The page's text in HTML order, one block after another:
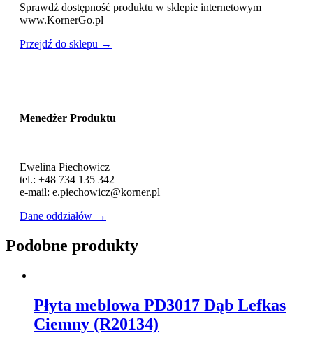
Sprawdź dostępność produktu w sklepie internetowym
www.KornerGo.pl
Przejdź do sklepu →
Menedżer Produktu
Ewelina Piechowicz
tel.: +48 734 135 342
e-mail: e.piechowicz@korner.pl
Dane oddziałów →
Podobne produkty
Płyta meblowa PD3017 Dąb Lefkas
Ciemny (R20134)